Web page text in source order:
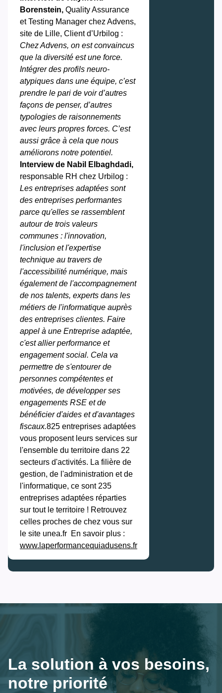
Borenstein, Quality Assurance
et Testing Manager chez Advens,
site de Lille, Client d’Urbilog :
Chez Advens, on est convaincus
que la diversité est une force.
Intégrer des profils neuro-
atypiques dans une équipe, c’est
prendre le pari de voir d’autres
façons de penser, d’autres
typologies de raisonnements
avec leurs propres forces. C’est
aussi grâce à cela que nous
améliorons notre potentiel.
Interview de Nabil Elbaghdadi,
responsable RH chez Urbilog :
Les entreprises adaptées sont
des entreprises performantes
parce qu'elles se rassemblent
autour de trois valeurs
communes : l'innovation,
l'inclusion et l'expertise
technique au travers de
l'accessibilité numérique, mais
également de l'accompagnement
de nos talents, experts dans les
métiers de l'informatique auprès
des entreprises clientes. Faire
appel à une Entreprise adaptée,
c'est allier performance et
engagement social. Cela va
permettre de s'entourer de
personnes compétentes et
motivées, de développer ses
engagements RSE et de
bénéficier d'aides et d'avantages
fiscaux.825 entreprises adaptées
vous proposent leurs services sur
l'ensemble du territoire dans 22
secteurs d'activités. La filière de
gestion, de l'administration et de
l'informatique, ce sont 235
entreprises adaptées réparties
sur tout le territoire ! Retrouvez
celles proches de chez vous sur
le site unea.fr En savoir plus :
www.laperformancequiadusens.fr
La solution à vos besoins,
notre priorité